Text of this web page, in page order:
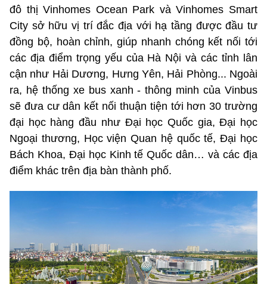
đô thị Vinhomes Ocean Park và Vinhomes Smart
City sở hữu vị trí đắc địa với hạ tầng được đầu tư
đồng bộ, hoàn chỉnh, giúp nhanh chóng kết nối tới
các địa điểm trọng yếu của Hà Nội và các tỉnh lân
cận như Hải Dương, Hưng Yên, Hải Phòng... Ngoài
ra, hệ thống xe bus xanh - thông minh của Vinbus
sẽ đưa cư dân kết nối thuận tiện tới hơn 30 trường
đại học hàng đầu như Đại học Quốc gia, Đại học
Ngoại thương, Học viện Quan hệ quốc tế, Đại học
Bách Khoa, Đại học Kinh tế Quốc dân… và các địa
điểm khác trên địa bàn thành phố.